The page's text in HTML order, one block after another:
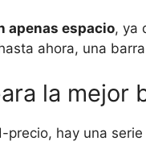
apenas espacio, ya
ahora, una
la mejor
hay una